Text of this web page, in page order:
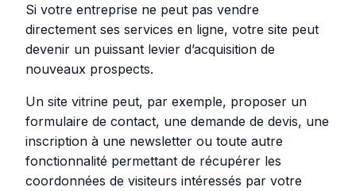
Si votre entreprise ne peut pas vendre
directement ses services en ligne, votre site peut
devenir un puissant levier d’acquisition de
nouveaux prospects.
Un site vitrine peut, par exemple, proposer un
formulaire de contact, une demande de devis, une
inscription à une newsletter ou toute autre
fonctionnalité permettant de récupérer les
coordonnées de visiteurs intéressés par votre